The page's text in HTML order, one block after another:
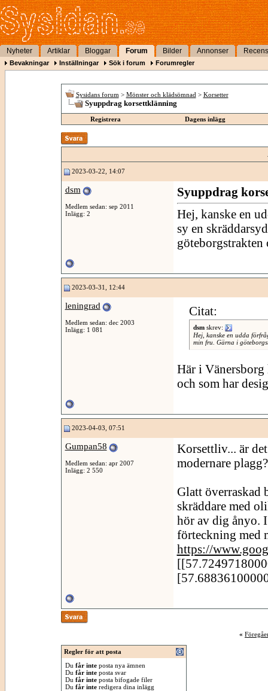
Nyheter Artiklar Bloggar Forum Bilder Annonser
Bevakningar Inställningar Sök i forum Forumregler
Sysidans forum > Mönster och klädsömnad > Korsetter
Syuppdrag korsettklänning
Registrera Dagens inlägg
2023-03-22, 14:07
dsm
Medlem sedan: sep 2011
Inlägg: 2
Syuppdrag
Hej, kanske en
sy en
göteborgstrakten
2023-03-31, 12:44
leningrad
Medlem sedan: dec 2003
Inlägg: 1 081
Citat:
dsmskrev:
Hej, kanske en udda
min fru. Gärna i
Här i
och som har
2023-04-03, 07:51
Gumpan58
Medlem sedan: apr 2007
Inlägg: 2 550
Korsettliv... är
modernare plagg?
Glatt överraskad
skräddare med
hör av dig ånyo.
förteckning med
https://
«
Regler för att posta
Du får inteposta nya ämnen
Du får inteposta svar
Du får inteposta bifogade filer
Du får interedigera dina inlägg